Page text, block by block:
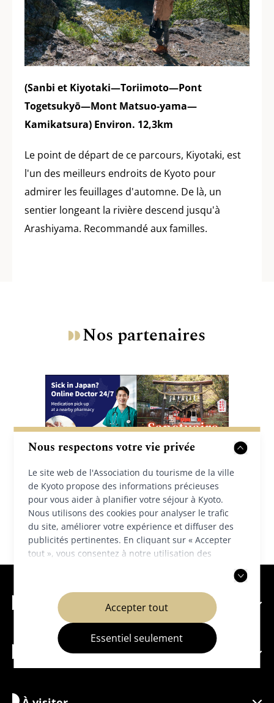
Nous respectons votre vie privée
Le site web de l'Association du tourisme de la ville
de Kyoto propose des informations précieuses
pour vous aider à planifier votre séjour à Kyoto.
Nous utilisons des cookies pour analyser le trafic
du site, améliorer votre expérience et diffuser des
publicités pertinentes. En cliquant sur « Accepter
tout », vous consentez à notre utilisation des
d'informations, veuillez consulter notrepolitique
de confidentialité
Accepter tout
Essentiel seulement
(Sanbi et Kiyotaki—Toriimoto—Pont
Togetsukyō—Mont Matsuo-yama—
Kamikatsura) Environ. 12,3km
Le point de départ de ce parcours, Kiyotaki, est
l'un des meilleurs endroits de Kyoto pour
admirer les feuillages d'automne. De là, un
sentier longeant la rivière descend jusqu'à
Arashiyama. Recommandé aux familles.
Nos partenaires
À propos de Kyoto
Découvrir Kyoto